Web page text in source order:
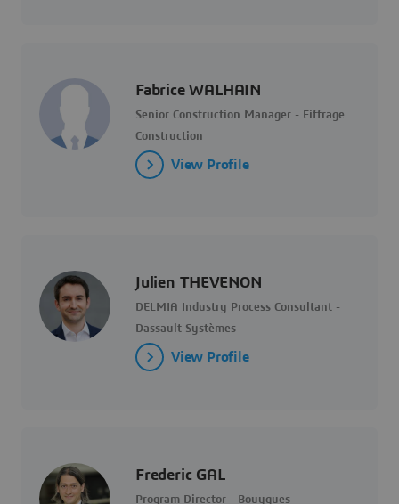
Fabrice WALHAIN
Senior Construction Manager - Eiffrage
Construction
View Profile
Julien THEVENON
DELMIA Industry Process Consultant -
Dassault Systèmes
View Profile
Frederic GAL
Program Director - Bouygues